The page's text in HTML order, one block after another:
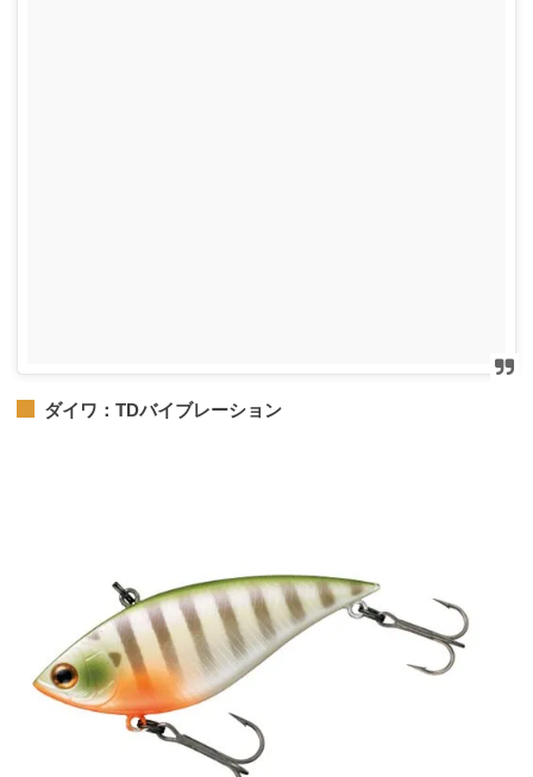
ダイワ：TDバイブレーション